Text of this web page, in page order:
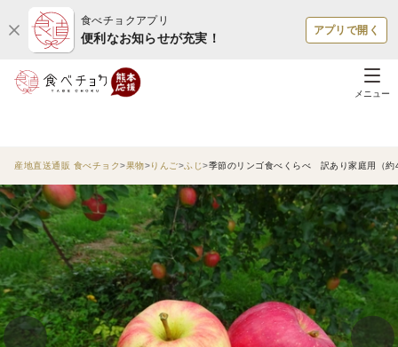
食べチョクアプリ
便利なお知らせが充実！
アプリで開く
メニュー
産地直送通販 食べチョク 果物 りんご ふじ 季節のリンゴ食べくらべ 訳あり家庭用（